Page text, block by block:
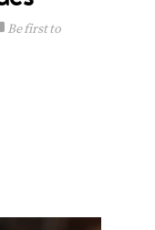
Be first to